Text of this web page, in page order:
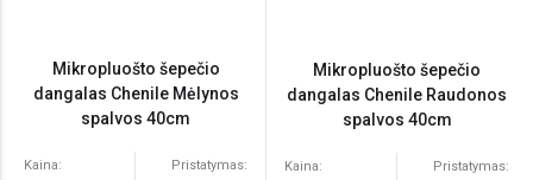
Mikropluošto šepečio
dangalas Chenile Mėlynos
spalvos 40cm
Kaina: Pristatymas:
Mikropluošto šepečio
dangalas Chenile Raudonos
spalvos 40cm
Kaina: Pristatymas: